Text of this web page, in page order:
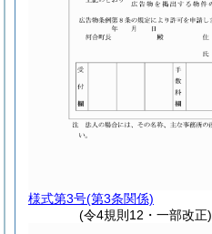
様式第3号(第3条関係)
(令4規則12・一部改正)